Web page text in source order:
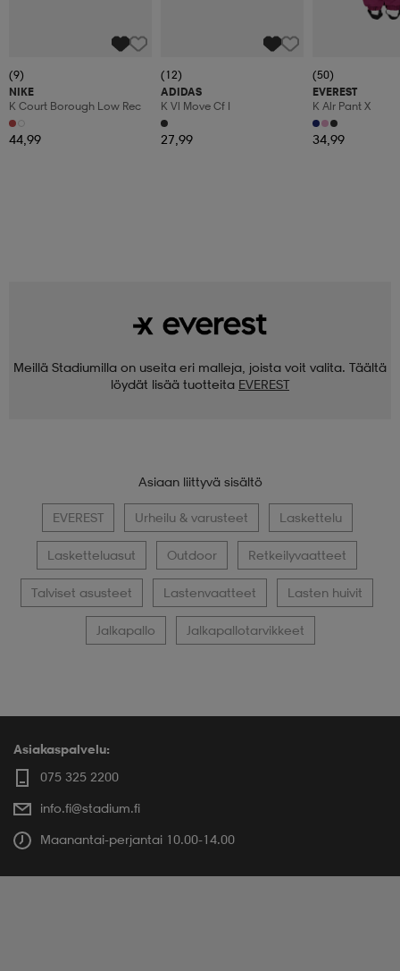
(9)
NIKE
K Court Borough Low Rec
44,99
(12)
ADIDAS
K Vl Move Cf I
27,99
(50)
EVEREST
K Alr Pant X
34,99
Meillä Stadiumilla on useita eri malleja, joista voit valita. Täältä
löydät lisää tuotteita EVEREST
Asiaan liittyvä sisältö
EVEREST Urheilu & varusteet Laskettelu
Lasketteluasut Outdoor Retkeilyvaatteet
Talviset asusteet Lastenvaatteet Lasten huivit
Jalkapallo Jalkapallotarvikkeet
Asiakaspalvelu:
075 325 2200
info.fi@stadium.fi
Maanantai-perjantai 10.00-14.00